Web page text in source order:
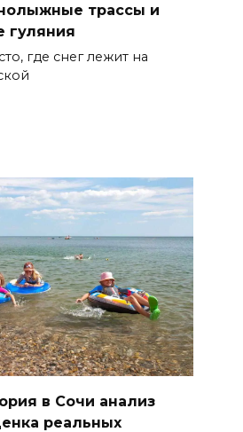
трассы и
гуляния
где снег лежит на
в Сочи анализ
реальных